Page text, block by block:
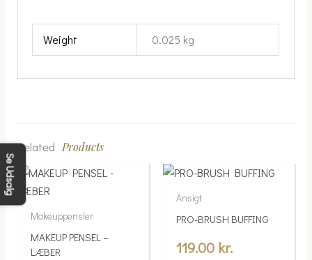
Weight 0.025 kg
Related Products
Makeuppensler
MAKEUP PENSEL –
LÆBER
Ansigt
PRO-BRUSH BUFFING
119.00 kr.
Se Udsalg